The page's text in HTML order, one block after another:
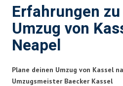
Erfahrungen
Umzug von
Neapel
Plane deinen Umzug von Kassel
Umzugsmeister Baecker Kassel